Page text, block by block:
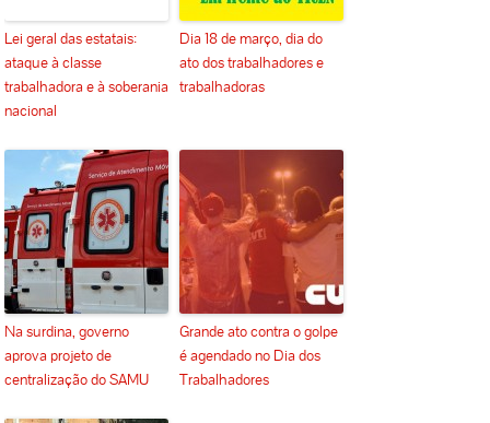
Lei geral das estatais:
ataque à classe
trabalhadora e à soberania
nacional
Dia 18 de março, dia do
ato dos trabalhadores e
trabalhadoras
Na surdina, governo
aprova projeto de
centralização do SAMU
Grande ato contra o golpe
é agendado no Dia dos
Trabalhadores